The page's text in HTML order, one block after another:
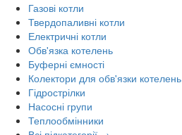
Газові котли
Твердопаливні котли
Електричні котли
Обв'язка котелень
Буферні ємності
Колектори для обв'язки котелень
Гідрострілки
Насосні групи
Теплообмінники